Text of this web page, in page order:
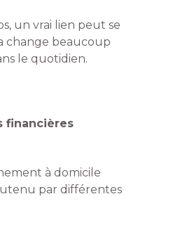
un vrai lien peut se
change beaucoup
le quotidien.
financières
à domicile
par différentes